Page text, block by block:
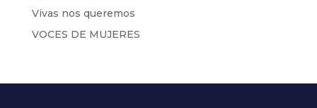
Vivas nos queremos
VOCES DE MUJERES